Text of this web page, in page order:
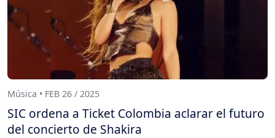
Música • FEB 26 / 2025
SIC ordena a Ticket Colombia aclarar el futuro
del concierto de Shakira